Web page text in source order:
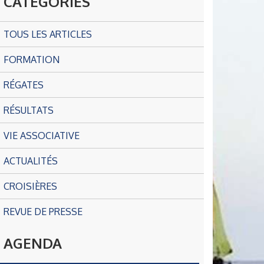
TOUS LES ARTICLES
FORMATION
RÉGATES
RÉSULTATS
VIE ASSOCIATIVE
ACTUALITÉS
CROISIÈRES
REVUE DE PRESSE
AGENDA